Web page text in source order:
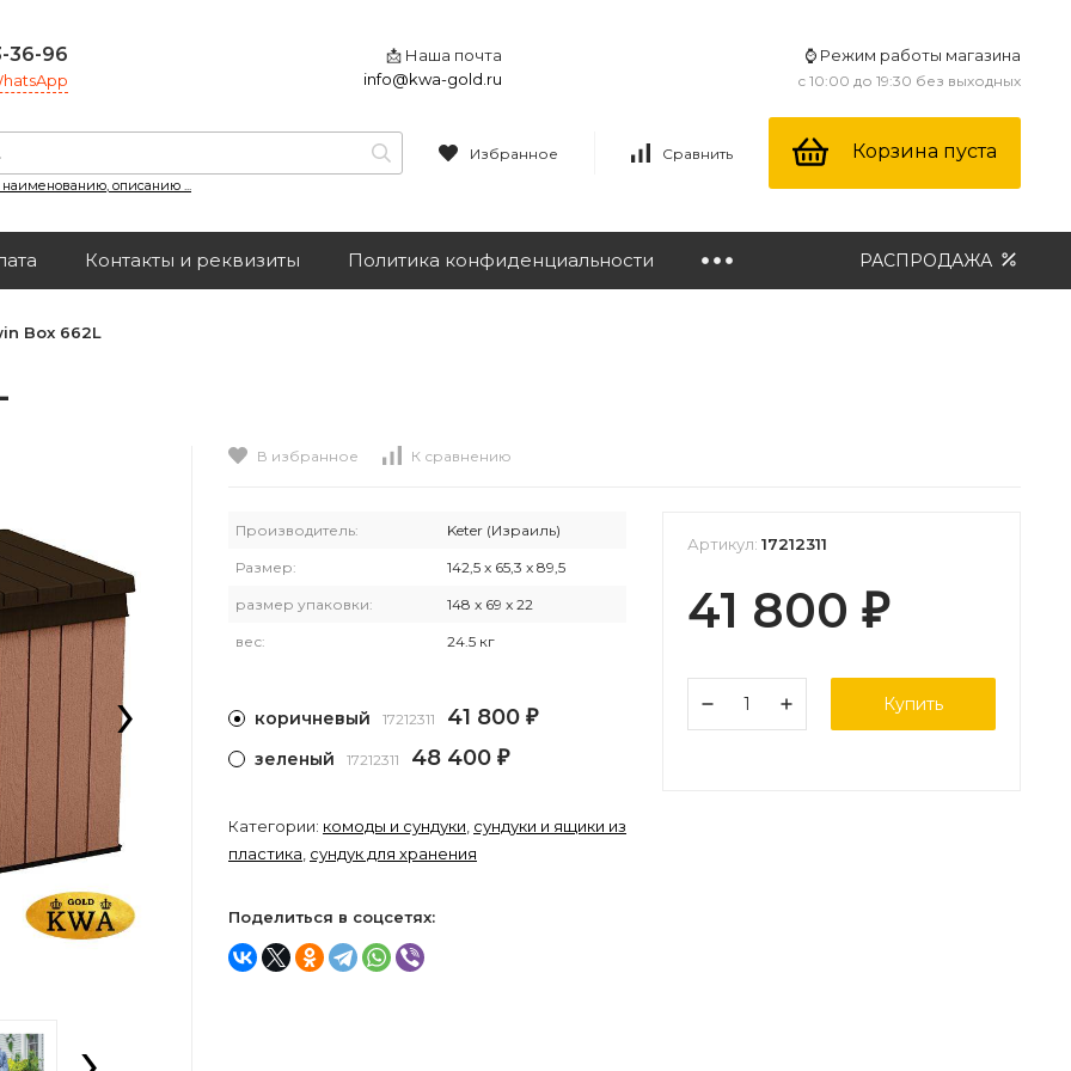
36-96
📩 Наша почта
info@kwa-gold.ru
⌚ Режим работы магазина
с 10:00 до 19:30 без выходных
наименованию, описанию ...
Избранное Сравнить Корзина пуста
Контакты и реквизиты Политика конфиденциальности РАСПРОДАЖА
Box 662L
›
В избранное К сравнению
Производитель: Keter (Израиль)
Размер: 142,5 x 65,3 x 89,5
размер упаковки: 148 x 69 x 22
вес: 24.5 кг
коричневый 17212311 41 800 ₽
зеленый 17212311 48 400 ₽
Категории: комоды и сундуки сундуки и ящики из
пластика сундук для хранения
Поделиться в соцсетях:
Артикул: 17212311
41 800 ₽
Купить